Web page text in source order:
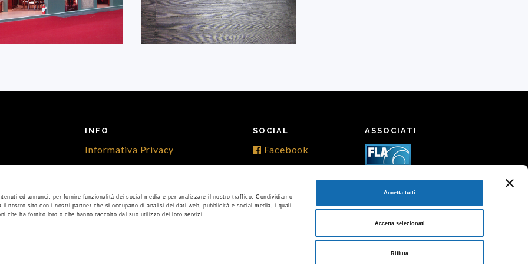
ed annunci, per fornire funzionalità dei social media e per analizzare il nostro traffico. Condividiamo
nostro sito con i nostri partner che si occupano di analisi dei dati web, pubblicità e social media, i quali
che ha fornito loro o che hanno raccolto dal suo utilizzo dei loro servizi.
Accetta tutti
Accetta selezionati
Rifiuta
INFO
Informativa Privacy
Per info, contattaci
SOCIAL
Facebook
ASSOCIATI